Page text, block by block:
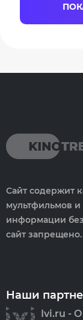
Сайт содержит
мультфильмов
информации
сайт запрещено.
Наши
Ivi.ru -